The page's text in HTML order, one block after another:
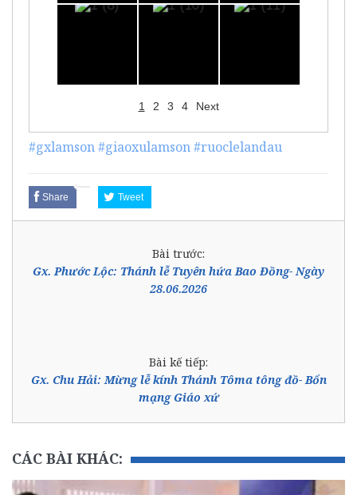
1 2 3 4 Next
#gxlamson#giaoxulamson#ruoclelandau
Share Tweet
Bài trước:
Gx. Phước Lộc: Thánh lễ Tuyên hứa Bao Đồng- Ngày
28.06.2026
Bài kế tiếp:
Gx. Chu Hải: Mừng lễ kính Thánh Tôma tông đồ- Bổn
mạng Giáo xứ
CÁC BÀI KHÁC: